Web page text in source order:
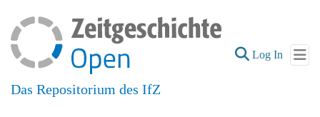
Das Repositorium des IfZ
Log In (current)